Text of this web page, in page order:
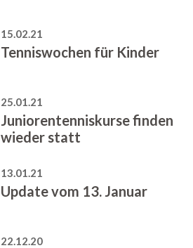
15.02.21
Tenniswochen für Kinder
25.01.21
Juniorentenniskurse finden
wieder statt
13.01.21
Update vom 13. Januar
22.12.20